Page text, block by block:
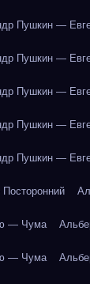
Пушкин —
Пушкин —
Пушкин —
Пушкин —
Пушкин —
— Чума
— Чума